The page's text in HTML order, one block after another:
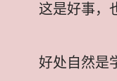
这是好事，
好处自然是